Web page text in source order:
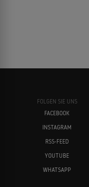
FOLGEN SIE UNS
FACEBOOK
INSTAGRAM
RSS-FEED
YOUTUBE
WHATSAPP